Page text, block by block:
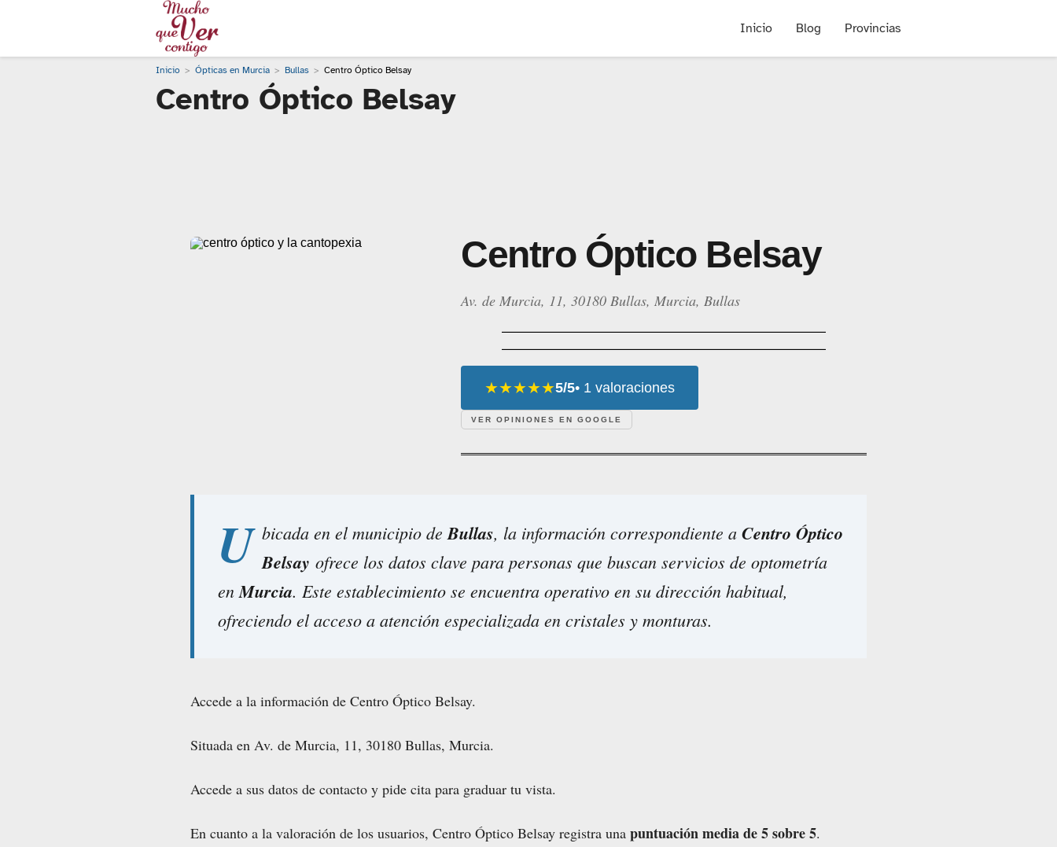
Inicio Blog Provincias
Inicio Ópticas en Murcia Bullas Centro Óptico Belsay
Centro Óptico Belsay
Centro Óptico Belsay
Av. de Murcia, 11, 30180 Bullas, Murcia, Bullas
★★★★★5/5• 1 valoraciones
VER OPINIONES EN GOOGLE
U bicada en el municipio deBullas, la información correspondiente a Centro Óptico
Belsay ofrece los datos clave para personas que buscan servicios de optometría
enMurcia. Este establecimiento se encuentra operativo en su dirección habitual,
ofreciendo el acceso a atención especializada en cristales y monturas.
Accede a la información de Centro Óptico Belsay.
Situada en Av. de Murcia, 11, 30180 Bullas, Murcia.
Accede a sus datos de contacto y pide cita para graduar tu vista.
En cuanto a la valoración de los usuarios, Centro Óptico Belsay registra una puntuación media de 5 sobre 5.